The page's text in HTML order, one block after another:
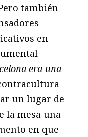
también
en
era una
un lugar de
la mesa una
en que